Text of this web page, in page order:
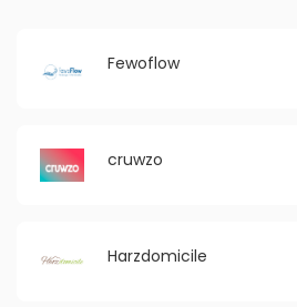
Fewoflow
cruwzo
Harzdomicile